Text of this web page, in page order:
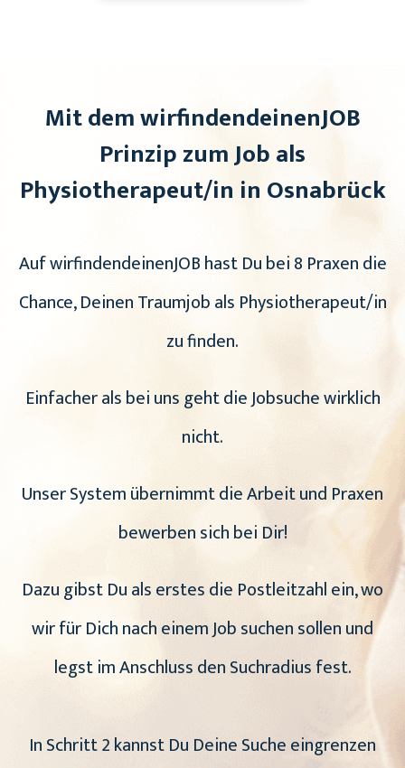
Mit dem wirfindendeinenJOB
Prinzip zum Job als
Physiotherapeut/in in Osnabrück
Auf wirfindendeinenJOB hast Du bei 8 Praxen die
Chance, Deinen Traumjob als Physiotherapeut/in
zu finden.
Einfacher als bei uns geht die Jobsuche wirklich
nicht.
Unser System übernimmt die Arbeit und Praxen
bewerben sich bei Dir!
Dazu gibst Du als erstes die Postleitzahl ein, wo
wir für Dich nach einem Job suchen sollen und
legst im Anschluss den Suchradius fest.
In Schritt 2 kannst Du Deine Suche eingrenzen